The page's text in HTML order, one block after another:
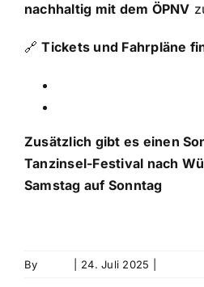
nachhaltig mit dem ÖPNV
🔗Tickets und Fahrpläne
Zusätzlich gibt es einen
Tanzinsel-Festival nach
Samstag auf Sonntag
By 24. Juli 2025